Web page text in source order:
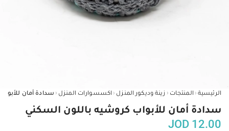
الرئيسية ‹ المنتجات ‹ زينة وديكور المنزل ‹ اكسسوارات المنزل ‹
سدادة أمان للأبواب كروشيه باللون السكني
JOD 12.00